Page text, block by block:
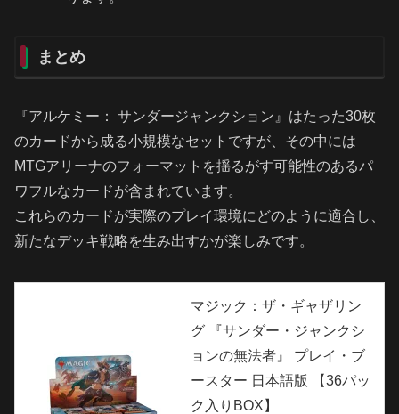
まとめ
『アルケミー： サンダージャンクション』はたった30枚
のカードから成る小規模なセットですが、その中には
MTGアリーナのフォーマットを揺るがす可能性のあるパ
ワフルなカードが含まれています。
これらのカードが実際のプレイ環境にどのように適合し、
新たなデッキ戦略を生み出すかが楽しみです。
マジック：ザ・ギャザリン
グ 『サンダー・ジャンクシ
ョンの無法者』 プレイ・ブ
ースター 日本語版 【36パッ
ク入りBOX】